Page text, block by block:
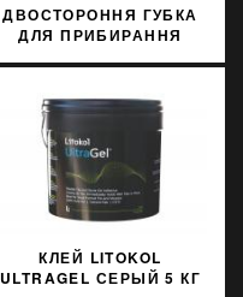
ДВОСТОРОННЯ ГУБКА
ДЛЯ ПРИБИРАННЯ
КЛЕЙ LITOKOL
ULTRAGEL СЕРЫЙ 5 КГ